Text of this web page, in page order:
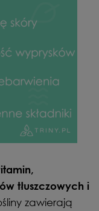
tłuszczowych i
zawierają